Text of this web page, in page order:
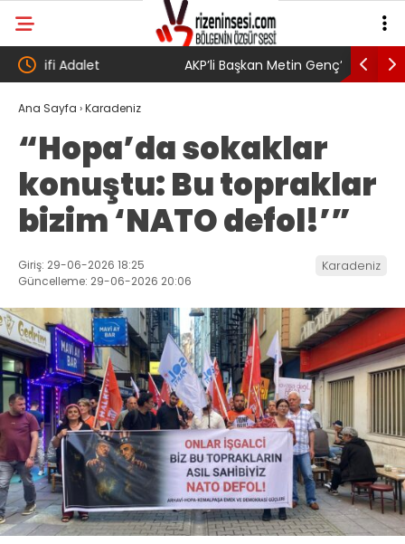
AKP’li Başkan Metin Genç’e Forma tepkisi çığ
gibi: Dilek Ilgın Ela adlı yurttaş ise ” Genç,
köyünde babasının toprağını satarak
Trabzonspor 6.661 forma almış” dedi
Salah
Ana Sayfa ›Karadeniz
“Hopa’da sokaklar
konuştu: Bu topraklar
bizim ‘NATO defol!’”
Giriş: 29-06-2026 18:25
Güncelleme: 29-06-2026 20:06
Karadeniz